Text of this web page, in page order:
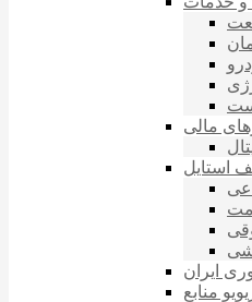
مالی
استایل
ایران
منابع